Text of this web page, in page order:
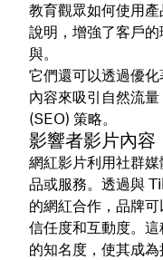
教育觀眾如何使用
說明，增強了客戶
與。
它們還可以透過優
內容來吸引自然流
(SEO) 策略。
影響者影片內容
網紅影片利用社群
品或服務。透過與
的網紅合作，品牌
信任度和互動度。
的知名度，使其成